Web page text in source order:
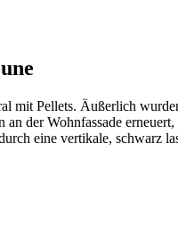
mit Pellets. Äußerlich
an der Wohnfassade erneuert,
eine vertikale, schwarz